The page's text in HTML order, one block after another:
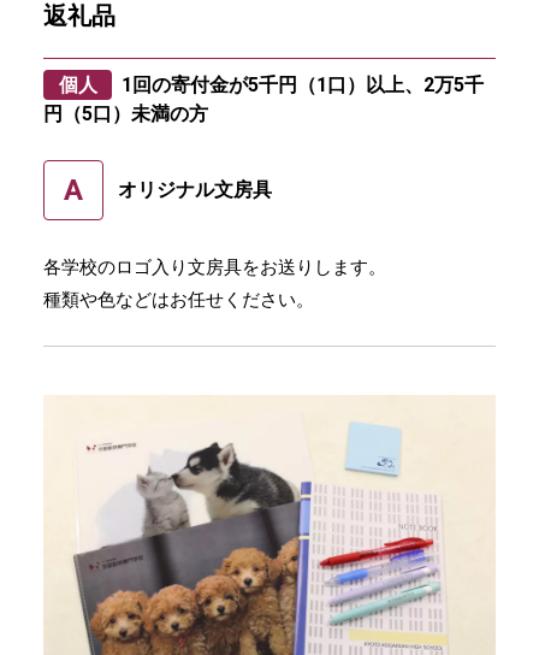
返礼品
個人
1回の寄付金が5千円（1口）以上、2万5千
円（5口）未満の方
A オリジナル文房具
各学校のロゴ入り文房具をお送りします。
種類や色などはお任せください。